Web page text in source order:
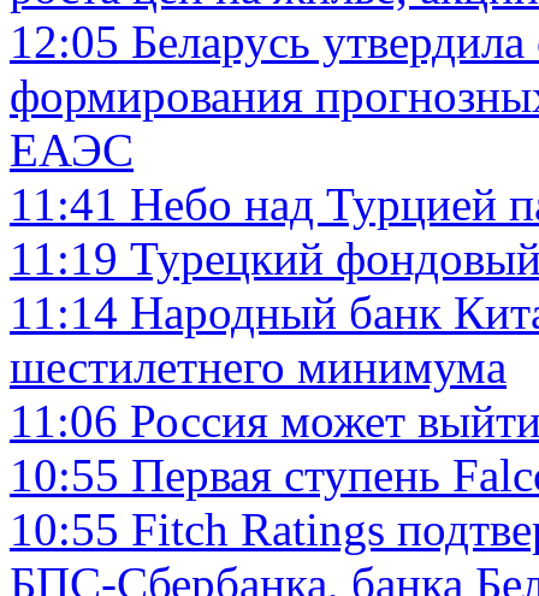
12:05 Беларусь
формирования
ЕАЭС
11:41 Небо над Турцией
11:19 Турецкий
11:14 Народный банк
шестилетнего минимума
11:06 Россия может
10:55 Первая ступень
10:55 Fitch Ratings
БПС-Сбербанка, банка